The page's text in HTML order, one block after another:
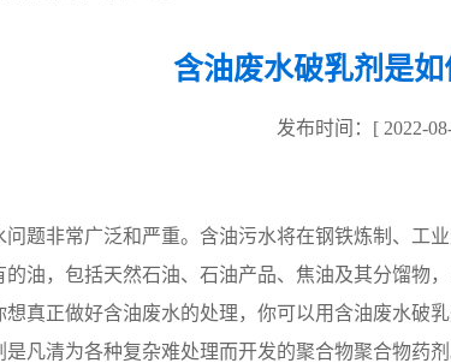
含油废水破乳剂是如
发布时间：[ 2022-
问题非常广泛和严重。含油污水将在钢铁炼制、工
的油，包括天然石油、石油产品、焦油及其分馏物
真正做好含油废水的处理，你可以用含油废水破乳
是凡清为各种复杂难处理而开发的聚合物聚合物药